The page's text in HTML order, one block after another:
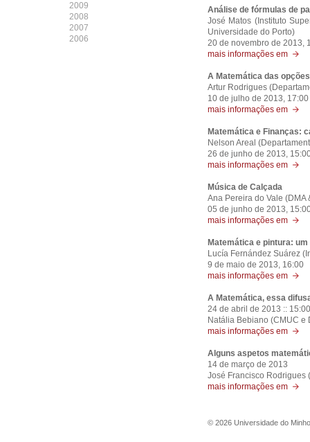
2009
2008
2007
2006
Análise de fórmulas de
José Matos (Instituto
Universidade do Porto)
20 de novembro de 2013,
mais informações em
A Matemática das
Artur Rodrigues
10 de julho de 2013, 17:00
mais informações em
Matemática e Finanças:
Nelson Areal
26 de junho de 2013,
mais informações em
Música de Calçada
Ana Pereira do Vale (DMA
05 de junho de 2013,
mais informações em
Matemática e pintura:
Lucía Fernández Suárez
9 de maio de 2013, 16:00
mais informações em
A Matemática, essa
24 de abril de 2013 :: 15:00
Natália Bebiano (CMUC e
mais informações em
Alguns aspetos
14 de março de 2013
José Francisco Rodrigues
mais informações em
© 2026 Universidade do Minho